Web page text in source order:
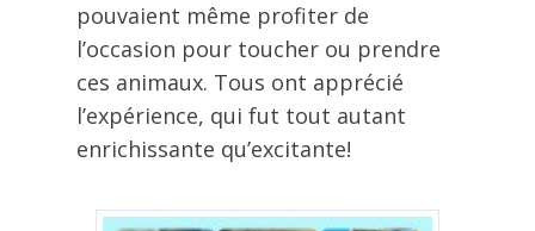
pouvaient même profiter de
l’occasion pour toucher ou prendre
ces animaux. Tous ont apprécié
l’expérience, qui fut tout autant
enrichissante qu’excitante!